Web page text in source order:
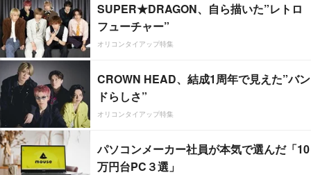
SUPER★DRAGON、自ら描いた”レトロ
フューチャー”
オリコンタイアップ特集
CROWN HEAD、結成1周年で見えた”バン
ドらしさ”
オリコンタイアップ特集
パソコンメーカー社員が本気で選んだ「10
万円台PC３選」